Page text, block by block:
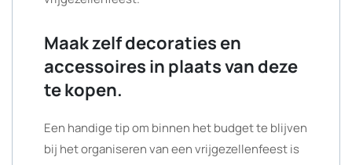
Maak zelf decoraties en
accessoires in plaats van deze
te kopen.
Een handige tip om binnen het budget te blijven
bij het organiseren van een vrijgezellenfeest is